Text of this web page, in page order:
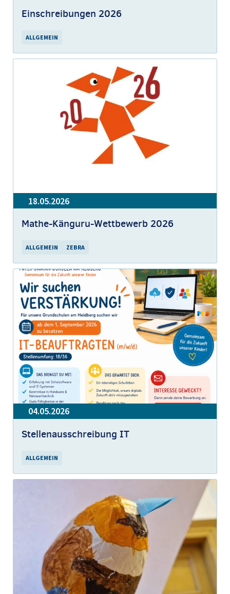
Einschreibungen 2026
ALLGEMEIN
18.05.2026
Mathe-Känguru-Wettbewerb 2026
ALLGEMEIN ZEBRA
04.05.2026
Stellenausschreibung IT
ALLGEMEIN